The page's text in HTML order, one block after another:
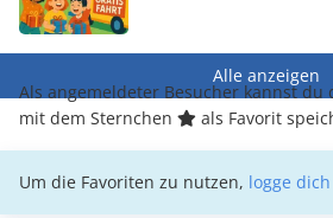
Alle anzeigen
Als angemeldeter Besucher kannst du
mit dem Sternchen
als Favorit
Um die Favoriten zu nutzen, logge